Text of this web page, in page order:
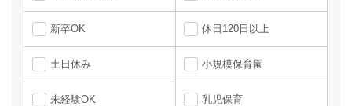
新卒OK 休日120日以上
土日休み 小規模保育園
未経験OK 乳児保育